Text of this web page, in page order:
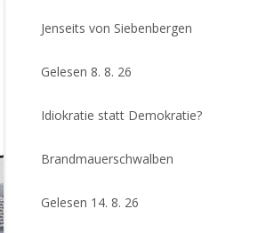
Jenseits von Siebenbergen
Gelesen 8. 8. 26
Idiokratie statt Demokratie?
Brandmauerschwalben
Gelesen 14. 8. 26